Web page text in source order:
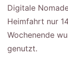
Digitale
Heimfahrt nur
Wochenende
genutzt.